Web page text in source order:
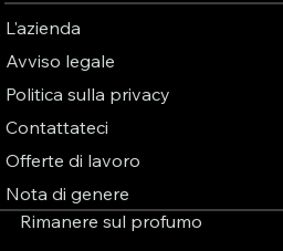
L'azienda
Avviso legale
Politica sulla privacy
Contattateci
Offerte di lavoro
Nota di genere
Rimanere sul profumo